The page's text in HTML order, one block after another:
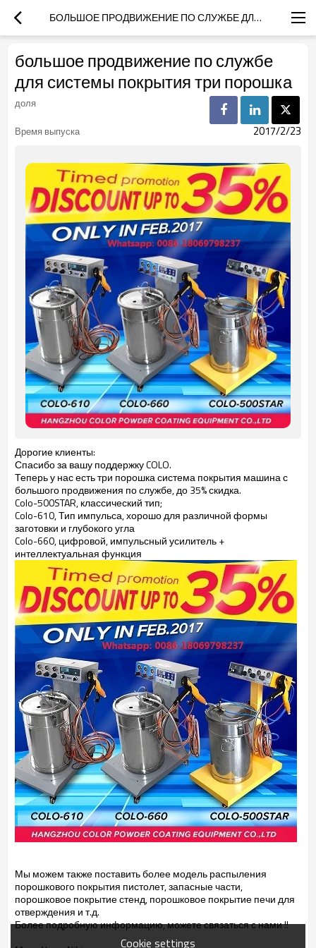
БОЛЬШОЕ ПРОДВИЖЕНИЕ ПО СЛУЖБЕ ДЛЯ СИСТЕМЫ ПОКРЫТИЯ ТРИ ПОРОШКА
большое продвижение по службе
для системы покрытия три порошка
доля
Время выпуска
2017/2/23
Дорогие клиенты:
Спасибо за вашу поддержку COLO.
Теперь у нас есть три порошка система покрытия машина с
большого продвижения по службе, до 35% скидка.
Colo-500STAR, классический тип;
Colo-610,Тип импульса,хорошо для различнойформы
заготовки и глубокогоугла
Colo-660, цифровой, импульсныйусилитель+
интеллектуальная функция
Мы можем также поставитьболее модель распыления
порошкового покрытия пистолет, запасные части,
порошковое покрытие стенд, порошковое покрытиепечи для
отверждения и т.д.
Более подробную информацию,можете связаться с нами !!
Cookie settings